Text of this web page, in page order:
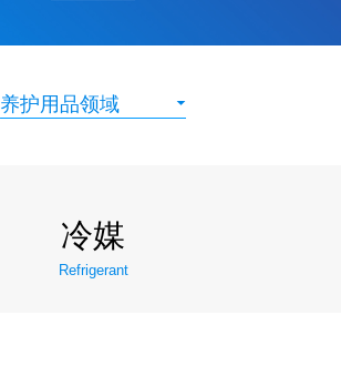
养护用品领域
冷媒
Refrigerant